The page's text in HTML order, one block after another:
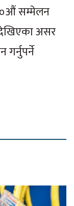
सम्मेलन
देखिएका असर
गर्नुपर्ने